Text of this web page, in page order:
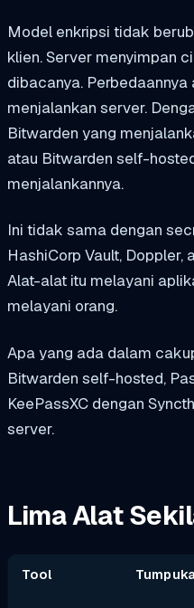
Model enkripsi tidak
klien. Server menyimpan
dibacanya.
menjalankan server.
Bitwarden yang
atau Bitwarden self-
menjalankannya.
Ini tidak sama dengan
HashiCorp Vault, Doppler,
Alat-alat itu melayani
melayani orang.
Apa yang ada dalam
Bitwarden self-hosted,
KeePassXC dengan
server.
Lima Alat
Tool